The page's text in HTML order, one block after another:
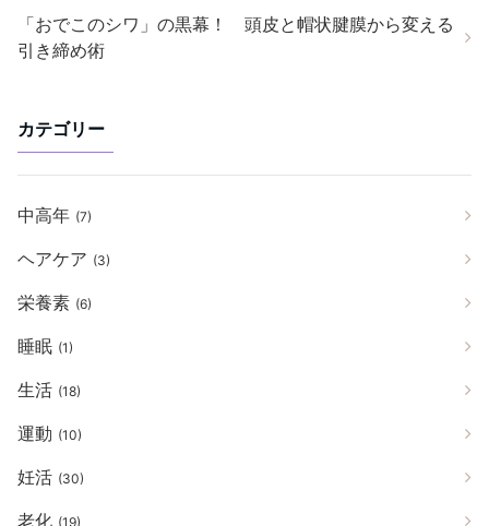
「おでこのシワ」の黒幕！ 頭皮と帽状腱膜から変える
引き締め術
カテゴリー
中高年 (7)
ヘアケア (3)
栄養素 (6)
睡眠 (1)
生活 (18)
運動 (10)
妊活 (30)
老化 (19)